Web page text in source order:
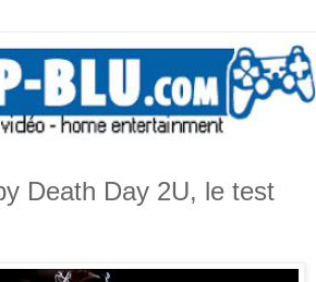
Death Day 2U, le test